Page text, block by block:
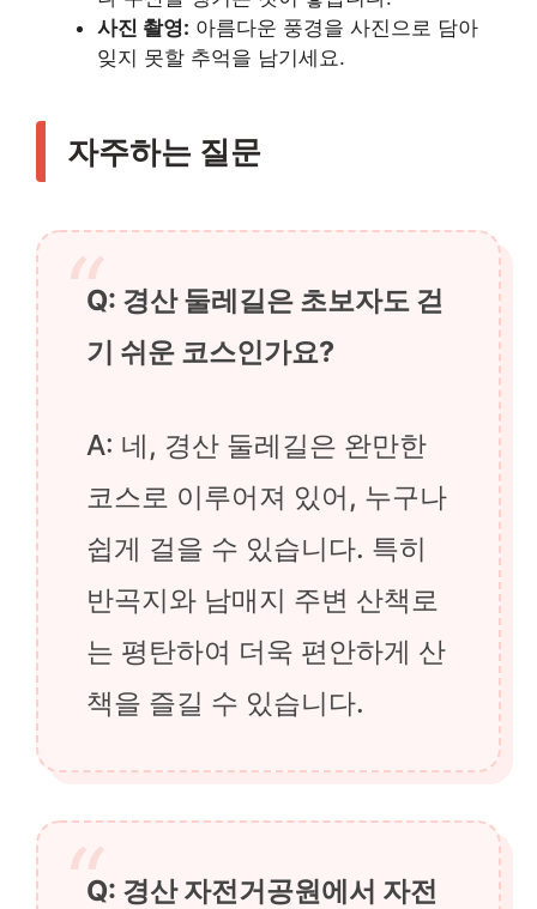
사진 촬영: 아름다운 풍경을 사진으로 담아
잊지 못할 추억을 남기세요.
자주하는 질문
Q: 경산 둘레길은 초보자도 걷
기 쉬운 코스인가요?
A: 네, 경산 둘레길은 완만한
코스로 이루어져 있어, 누구나
쉽게 걸을 수 있습니다. 특히
반곡지와 남매지 주변 산책로
는 평탄하여 더욱 편안하게 산
책을 즐길 수 있습니다.
Q: 경산 자전거공원에서 자전